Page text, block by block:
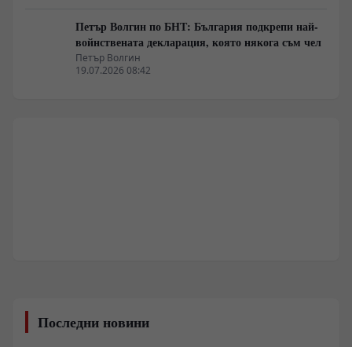
Петър Волгин по БНТ: България подкрепи най-
войнствената декларация, която някога съм чел
Петър Волгин
19.07.2026 08:42
Последни новини